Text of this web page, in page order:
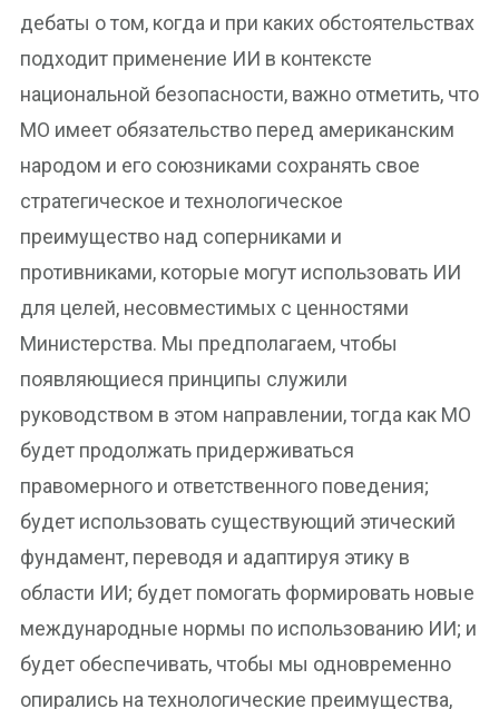
дебаты о том, когда и при каких обстоятельствах
подходит применение ИИ в контексте
национальной безопасности, важно отметить, что
МО имеет обязательство перед американским
народом и его союзниками сохранять свое
стратегическое и технологическое
преимущество над соперниками и
противниками, которые могут использовать ИИ
для целей, несовместимых с ценностями
Министерства. Мы предполагаем, чтобы
появляющиеся принципы служили
руководством в этом направлении, тогда как МО
будет продолжать придерживаться
правомерного и ответственного поведения;
будет использовать существующий этический
фундамент, переводя и адаптируя этику в
области ИИ; будет помогать формировать новые
международные нормы по использованию ИИ; и
будет обеспечивать, чтобы мы одновременно
опирались на технологические преимущества,